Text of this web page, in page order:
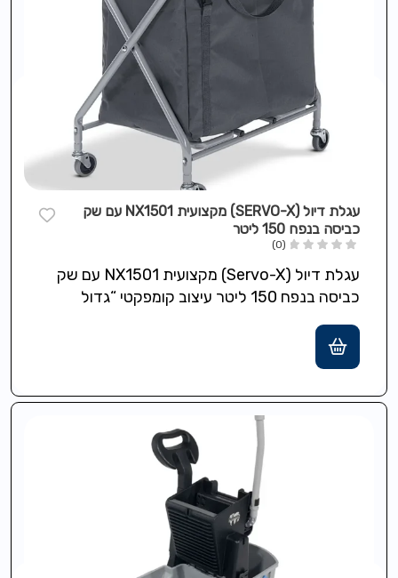
עגלת דיול (SERVO-X) מקצועית NX1501 עם שק
כביסה בנפח 150 ליטר
(0)
עגלת דיול (Servo-X) מקצועית NX1501 עם שק
כביסה בנפח 150 ליטר עיצוב קומפקטי “גדול